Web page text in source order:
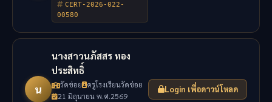
CERT-2026-022-
00580
น
นางสาวนภัสสร ทอง
ประสิทธิ์
วัดข่อย
ครูโรงเรียนวัดข่อย
21 มิถุนายน พ.ศ.2569
Login เพื่อดาวน์โหลด